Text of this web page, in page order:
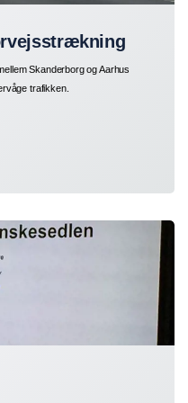
Skanderborg og Aarhus
trafikken.